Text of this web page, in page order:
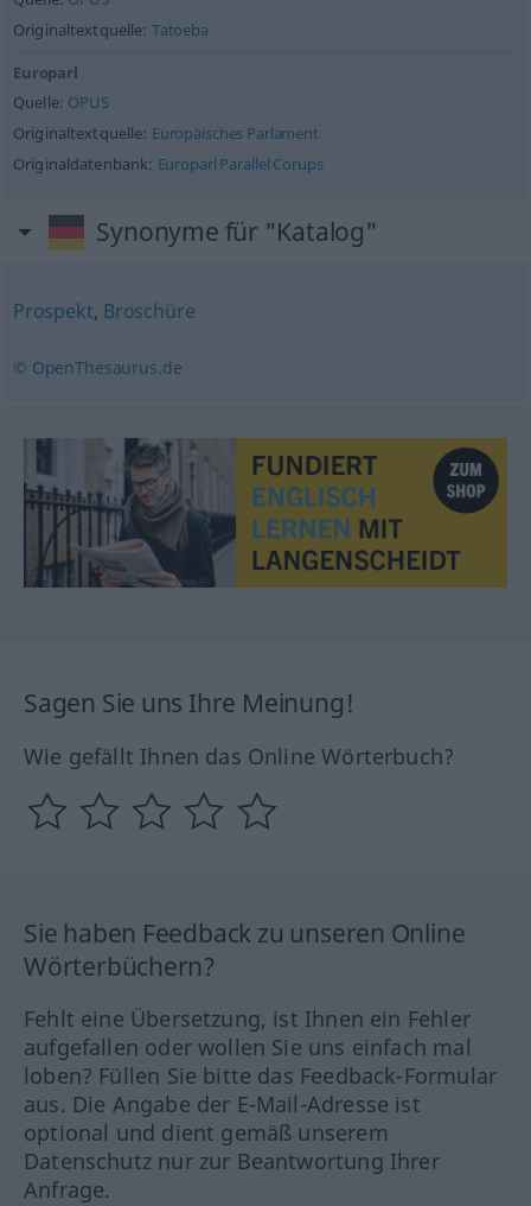
Originaltextquelle: Tatoeba
Europarl
Quelle: OPUS
Originaltextquelle: Europäisches Parlament
Originaldatenbank: Europarl Parallel Corups
Synonyme für "Katalog"
Prospekt, Broschüre
© OpenThesaurus.de
Sagen Sie uns Ihre Meinung!
Wie gefällt Ihnen das Online Wörterbuch?
Sie haben Feedback zu unseren Online
Wörterbüchern?
Fehlt eine Übersetzung, ist Ihnen ein Fehler
aufgefallen oder wollen Sie uns einfach mal
loben? Füllen Sie bitte das Feedback-Formular
aus. Die Angabe der E-Mail-Adresse ist
optional und dient gemäß unserem
Datenschutz nur zur Beantwortung Ihrer
Anfrage.